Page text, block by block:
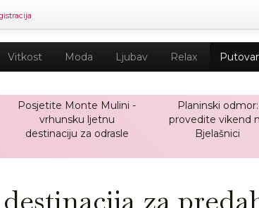
Vitkost Moda Ljubav Relax
Posjetite Monte Mulini -
vrhunsku ljetnu
destinaciju za odrasle
Planinski odmor:
provedite vikend
Bjelašnici
za